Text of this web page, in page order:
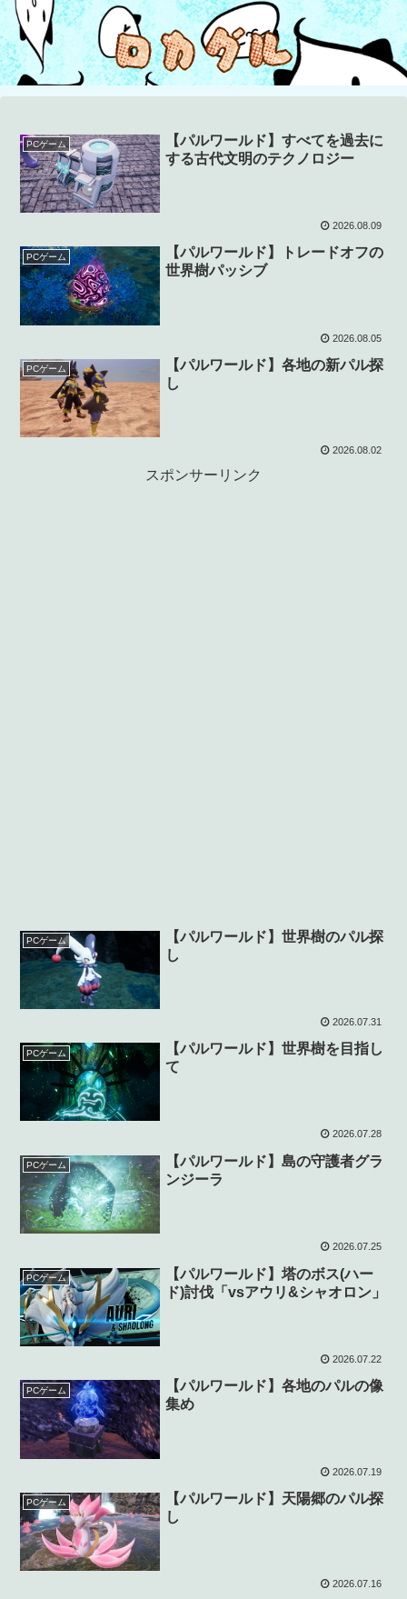
PCゲーム
【パルワールド】すべてを過去に
する古代文明のテクノロジー
2026.08.09
PCゲーム
【パルワールド】トレードオフの
世界樹パッシブ
2026.08.05
PCゲーム
【パルワールド】各地の新パル探
し
2026.08.02
スポンサーリンク
PCゲーム
【パルワールド】世界樹のパル探
し
2026.07.31
PCゲーム
【パルワールド】世界樹を目指し
て
2026.07.28
PCゲーム
【パルワールド】島の守護者グラ
ンジーラ
2026.07.25
PCゲーム
【パルワールド】塔のボス(ハー
ド)討伐「vsアウリ&シャオロン」
2026.07.22
PCゲーム
【パルワールド】各地のパルの像
集め
2026.07.19
PCゲーム
【パルワールド】天陽郷のパル探
し
2026.07.16